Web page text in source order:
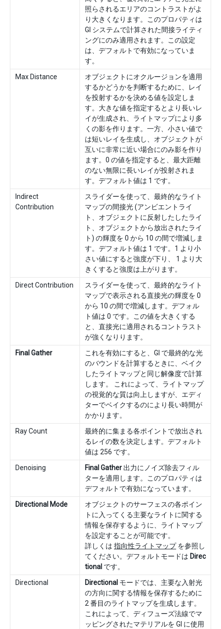
照らされるエリアのコントラストがよ
り大きくなります。このプロパティは
GI システムで計算された間接ライティ
ングにのみ適用されます。この設定
は、デフォルトで有効になっていま
す。
Max Distance
オブジェクトにオクルージョンを適用
するかどうかを判断するために、レイ
を投射するかを決める値を設定しま
す。大きな値を指定するとより長いレ
イが生成され、ライトマップにより多
くの影を作ります。一方、小さい値で
は短いレイを生成し、オブジェクトが
互いに非常に近い場合にのみ影を作り
ます。0 の値を指定すると、最大距離
のない無限に長いレイが投射されま
す。デフォルト値は 1 です。
Indirect
Contribution
スライダーを使って、最終的なライト
マップの間接光 (アンビエントライ
ト、オブジェクトに反射したしたライ
ト、オブジェクトから放出されたライ
ト) の輝度を 0 から 10 の間で増減しま
す。デフォルト値は 1 です。1 より小
さい値にすると強度が下り、 1 より大
きくすると強度は上がります。
Direct Contribution
スライダーを使って、最終的なライト
マップで表示される直接光の輝度を 0
から 10 の間で増減します。デフォル
ト値は 0 です。この値を大きくする
と、直接光に適用されるコントラスト
が強くなりります。
Final Gather
これを有効にすると、GI で最終的な光
のバウンドを計算するときに、ベイク
したライトマップと同じ解像度で計算
します。 これによって、ライトマップ
の視覚的な質は向上しますが、エディ
ターでベイクするのにより長い時間が
かかります。
Ray Count
最終的に集まる各ポイントで放出され
るレイの数を決定します。デフォルト
値は 256 です。
Denoising
Final Gather 出力にノイズ除去フィル
ターを適用します。このプロパティは
デフォルトで有効になっています。
Directional Mode
オブジェクトのサーフェスの各ポイン
トに入ってくる主要なライトに関する
情報を保存するように、ライトマップ
を設定することが可能です。
詳しくは 指向性ライトマップを参照し
てください。デフォルトモードは Direc
tional です。
Directional
Directional モードでは、主要な入射光
の方向に関する情報を保存するために
2 番目のライトマップを生成します。
これによって、ディフューズ法線でマ
ッピングされたマテリアルを GI に使用